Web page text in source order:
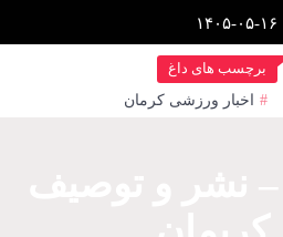
برچسب های داغ
اخبار ورزشی کرمان